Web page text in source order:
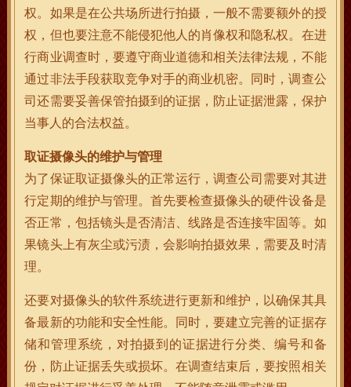
权。如果是在公共场所进行拍摄，一般不需要额外的授
权，但也要注意不能侵犯他人的肖像权和隐私权。在进
行商业调查时，要遵守商业道德和相关法律法规，不能
通过非法手段获取竞争对手的商业机密。同时，调查公
司还需要妥善保管拍摄到的证据，防止证据泄露，保护
当事人的合法权益。
取证摄像头的维护与管理
为了保证取证摄像头的正常运行，调查公司需要对其进
行定期的维护与管理。首先要检查摄像头的硬件设备是
否正常，包括镜头是否清洁、线路是否连接牢固等。如
果镜头上有灰尘或污渍，会影响拍摄效果，需要及时清
理。
还要对摄像头的软件系统进行更新和维护，以确保其具
备最新的功能和安全性能。同时，要建立完善的证据存
储和管理系统，对拍摄到的证据进行分类、编号和备
份，防止证据丢失或损坏。在调查结束后，要按照相关